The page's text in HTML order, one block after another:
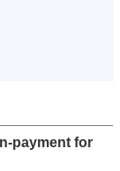
payment for